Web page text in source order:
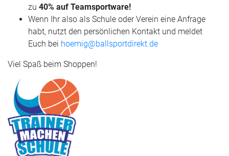
zu 40% auf Teamsportware!
Wenn Ihr also als Schule oder Verein eine Anfrage
habt, nutzt den persönlichen Kontakt und meldet
Euch bei hoemig@ballsportdirekt.de
Viel Spaß beim Shoppen!